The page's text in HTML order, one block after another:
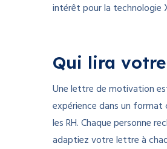
intérêt pour la technologie
Qui lira
Une lettre de motivation
expérience dans un format
les RH. Chaque personne
adaptiez votre lettre à